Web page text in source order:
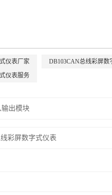
仪表厂家
DB103CAN总线彩屏数
仪表服务
出模块
彩屏数字式仪表